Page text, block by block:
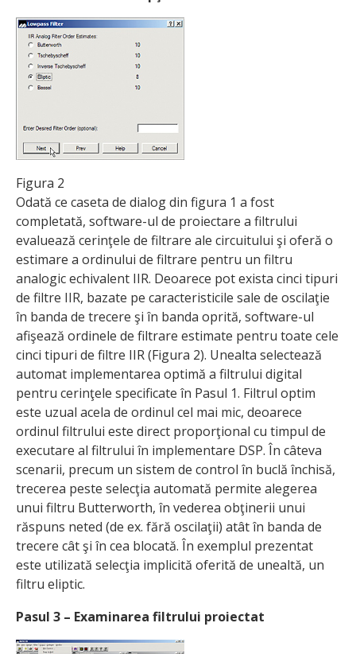
Figura 2
Odată ce caseta de dialog din figura 1 a fost
completată, software-ul de proiectare a filtrului
evaluează cerinţele de filtrare ale circuitului şi oferă o
estimare a ordinului de filtrare pentru un filtru
analogic echivalent IIR. Deoarece pot exista cinci tipuri
de filtre IIR, bazate pe caracteristicile sale de oscilaţie
în banda de trecere şi în banda oprită, software-ul
afişează ordinele de filtrare estimate pentru toate cele
cinci tipuri de filtre IIR (Figura 2). Unealta selectează
automat implementarea optimă a filtrului digital
pentru cerinţele specificate în Pasul 1. Filtrul optim
este uzual acela de ordinul cel mai mic, deoarece
ordinul filtrului este direct proporţional cu timpul de
executare al filtrului în implementare DSP. În câteva
scenarii, precum un sistem de control în buclă închisă,
trecerea peste selecţia automată permite alegerea
unui filtru Butterworth, în vederea obţinerii unui
răspuns neted (de ex. fără oscilaţii) atât în banda de
trecere cât şi în cea blocată. În exemplul prezentat
este utilizată selecţia implicită oferită de unealtă, un
filtru eliptic.
Pasul 3 – Examinarea filtrului proiectat